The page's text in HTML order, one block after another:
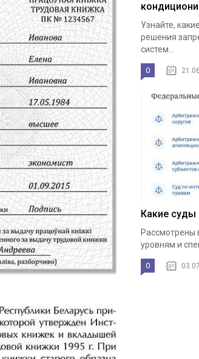
Узнайте,
решения
систем...
0
Какие
Рассмотрены
уровням и
0